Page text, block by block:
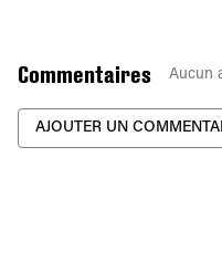
Commentaires Aucun
AJOUTER UN